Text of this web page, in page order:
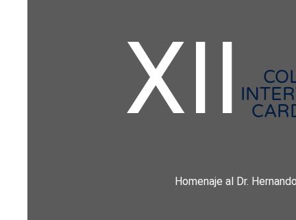
XII
Homenaje al Dr.